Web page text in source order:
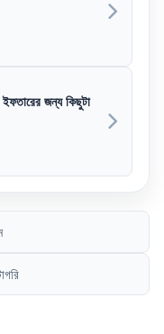
জন্য কিছুটা